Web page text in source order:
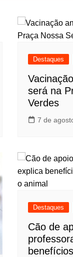
Destaques
será na
Verdes
7 de
Destaques
Cão de